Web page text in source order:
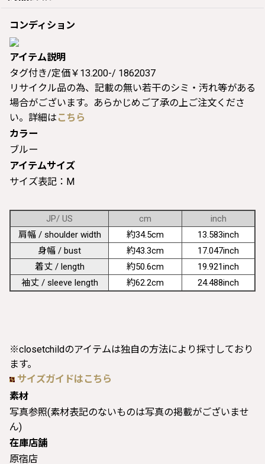
コンディション
アイテム説明
タグ付き/定価￥13.200-/ 1862037
リサイクル品の為、記載の無い若干のシミ・汚れ等がある
場合がございます。あらかじめご了承の上ご注文くださ
い。詳細は こちら
カラー
ブルー
アイテムサイズ
サイズ表記：M
JP/ US cm
inch
肩幅 / shoulder width
約34.5cm
13.583inch
身幅 / bust
約43.3cm
17.047inch
着丈 / length
約50.6cm
19.921inch
袖丈 / sleeve length
約62.2cm 24.488inch
※closetchildのアイテムは独自の方法により採寸しており
ます。
サイズガイドはこちら
素材
写真参照(素材表記のないものは写真の掲載がございませ
ん)
在庫店舗
原宿店